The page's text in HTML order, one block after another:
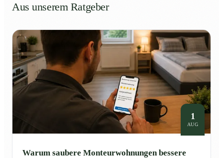
Aus unserem Ratgeber
1
AUG
Warum saubere Monteurwohnungen bessere